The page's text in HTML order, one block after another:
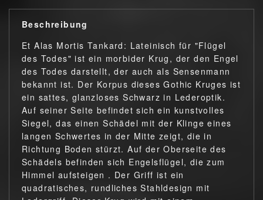
Beschreibung
Et Alas Mortis Tankard: Lateinisch für "Flügel
des Todes" ist ein morbider Krug, der den Engel
des Todes darstellt, der auch als Sensenmann
bekannt ist. Der Korpus dieses Gothic Kruges ist
ein sattes, glanzloses Schwarz in Lederoptik.
Auf seiner Seite befindet sich ein kunstvolles
Siegel, das einen Schädel mit der Klinge eines
langen Schwertes in der Mitte zeigt, die in
Richtung Boden stürzt. Auf der Oberseite des
Schädels befinden sich Engelsflügel, die zum
Himmel aufsteigen . Der Griff ist ein
quadratisches, rundliches Stahldesign mit